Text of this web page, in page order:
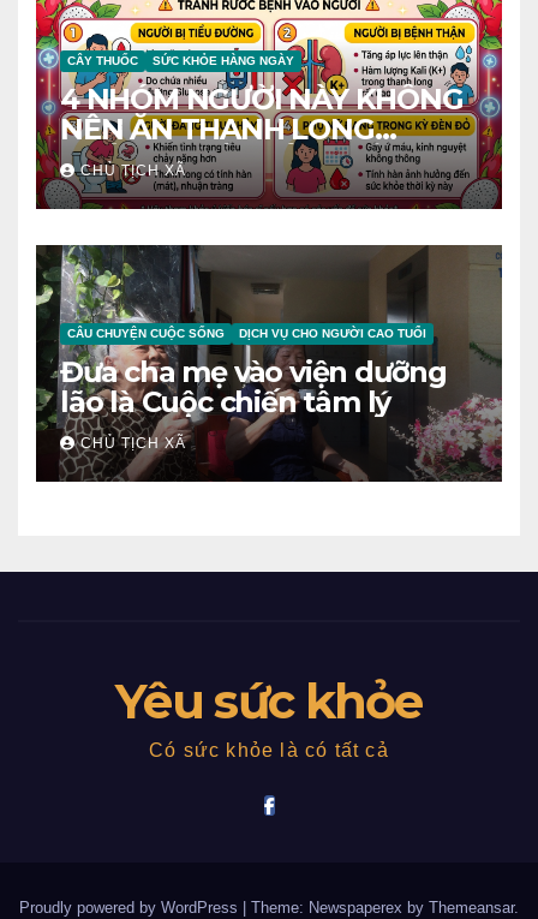
CÂY THUỐC SỨC KHỎE HÀNG NGÀY
4 NHÓM NGƯỜI NÀY KHÔNG
NÊN ĂN THANH LONG
TRÁNH RƯỚC BỆNH VÀO
NGƯỜI
CHỦ TỊCH XÃ
CÂU CHUYỆN CUỘC SỐNG DỊCH VỤ CHO NGƯỜI CAO TUỔI
Đưa cha mẹ vào viện dưỡng
lão là Cuộc chiến tâm lý
CHỦ TỊCH XÃ
Yêu sức khỏe
Có sức khỏe là có tất cả
Proudly powered by WordPress | Theme: Newspaperex by Themeansar.